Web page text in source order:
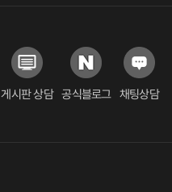
게시판 상담 공식블로그 채팅상담